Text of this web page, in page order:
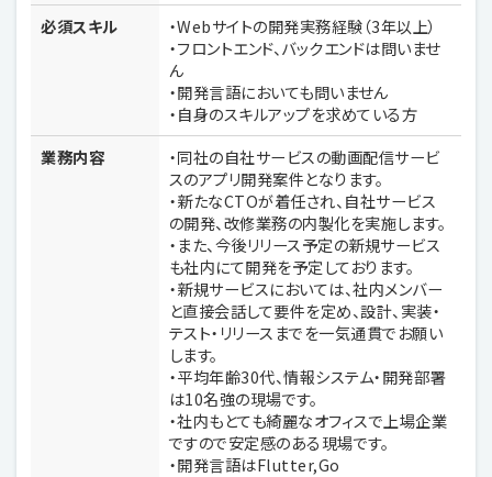
必須スキル
・Webサイトの開発実務経験（3年以上）
・フロントエンド、バックエンドは問いませ
ん
・開発言語においても問いません
・自身のスキルアップを求めている方
業務内容
・同社の自社サービスの動画配信サービ
スのアプリ開発案件となります。
・新たなCTOが着任され、自社サービス
の開発、改修業務の内製化を実施します。
・また、今後リリース予定の新規サービス
も社内にて開発を予定しております。
・新規サービスにおいては、社内メンバー
と直接会話して要件を定め、設計、実装・
テスト・リリースまでを一気通貫でお願い
します。
・平均年齢30代、情報システム・開発部署
は10名強の現場です。
・社内もとても綺麗なオフィスで上場企業
ですので安定感のある現場です。
・開発言語はFlutter,Go